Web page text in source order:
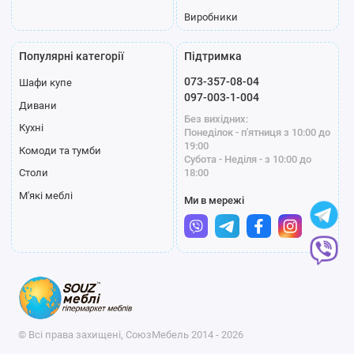
Рогожка - щільна тканина з текстурою, підходить для
сучасних інтер'єрів.
Кольорові рішення
Базові кольори: сірий, бежевий, коричневий –
універсальні та поєднуються з будь-якими меблями.
Сучасні акценти: графіт, смарагдовий, синій –
наголошують на індивідуальності інтер'єру.
Світлі тони: молочний, айворі, пудровий – роблять
приміщення візуально просторішим.
Що важливо враховувати
під час вибору
Розмір. Найбільш популярним є односпальне ліжко з
підйомним механізмом 90×200 см.
Тип механізму. Газліфти є кращими: вони працюють
тихо і плавно, не вимагають зусиль.
Виробники
Популярні категорії
Шафи купе
Дивани
Кухні
Комоди та тумби
Столи
М'які меблі
Підтримка
073-357-08-04
097-003-1-004
Без вихідних:
Понеділок - п'ятниця з 10:00 до
19:00
Субота - Неділя - з 10:00 до
18:00
Ми в мережі
© Всі права захищені, СоюзМебель 2014 - 2026